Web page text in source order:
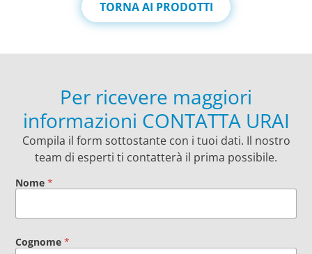
TORNA AI PRODOTTI
Per ricevere maggiori
informazioni CONTATTA URAI
Compila il form sottostante con i tuoi dati. Il nostro
team di esperti ti contatterà il prima possibile.
Nome*
Cognome*